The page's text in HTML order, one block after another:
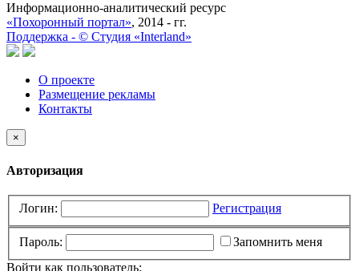
Информационно-аналитический ресурс
«Похоронный портал», 2014 - гг.
Поддержка - © Cтудия «Interland»
О проекте
Размещение рекламы
Контакты
×
Авторизация
Логин: Регистрация
Пароль:
Запомнить меня
Войти как пользователь: